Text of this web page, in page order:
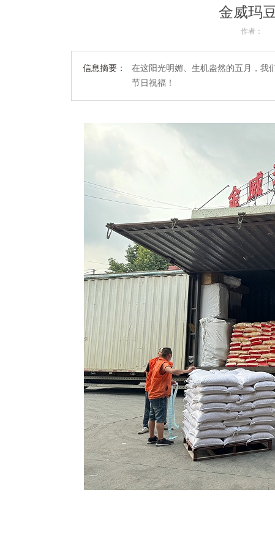
金威玛
作者：
信息摘要：
在这阳光明媚、生机盎然的五月，我
节日祝福！